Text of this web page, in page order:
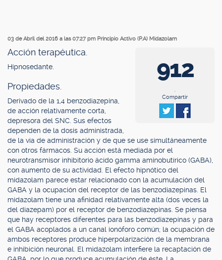
03 de Abril del 2016 a las 07:27 pm Principio Activo (P.A) Midazolam
912
.
Compartir
Acción terapéutica.
Hipnosedante.
Propiedades.
Derivado de la 1,4 benzodiazepina,
de acción relativamente corta,
depresora del SNC. Sus efectos
dependen de la dosis administrada,
de la vía de administración y de que se use simultáneamente
con otros fármacos. Su acción está mediada por el
neurotransmisor inhibitorio ácido gamma aminobutírico (GABA),
con aumento de su actividad. El efecto hipnótico del
midazolam parece estar relacionado con la acumulación del
GABA y la ocupación del receptor de las benzodiazepinas. El
midazolam tiene una afinidad relativamente alta (dos veces la
del diazepam) por el receptor de benzodiazepinas. Se piensa
que hay receptores diferentes para las benzodiazepinas y para
el GABA acoplados a un canal ionóforo común; la ocupación de
ambos receptores produce hiperpolarización de la membrana
e inhibición neuronal. El midazolam interfiere la recaptación de